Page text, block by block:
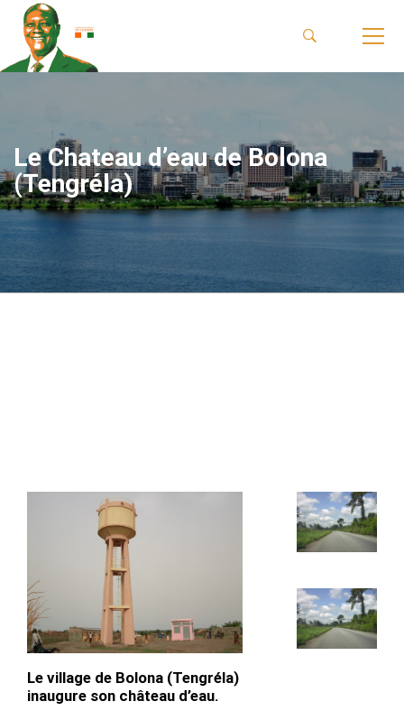
Le Chateau d’eau de Bolona
(Tengréla)
Le village de Bolona (Tengréla)
inaugure son château d’eau.